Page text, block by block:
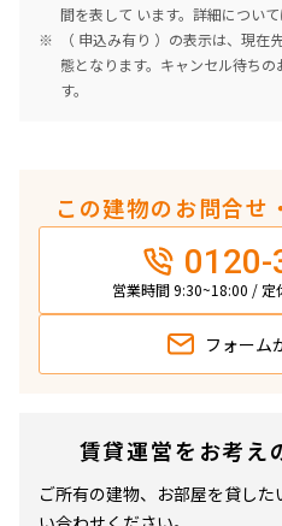
間を表して います。詳細について
（ 申込み有り ）の表示は、現
態となります。キャンセル待ち
す。
この建物のお問合せ
0120-
営業時間 9:30~18:00 / 定
フォーム
賃貸運営をお考え
ご所有の建物、お部屋を貸し